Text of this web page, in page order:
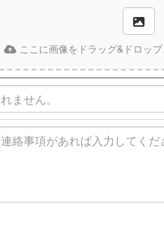
ここに画像をドラッグ&ドロッ